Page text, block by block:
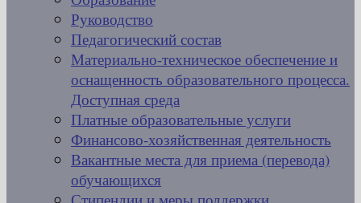
Руководство
Педагогический состав
Материально-техническое обеспечение и
оснащенность образовательного процесса.
Доступная среда
Платные образовательные услуги
Финансово-хозяйственная деятельность
Вакантные места для приема (перевода)
обучающихся